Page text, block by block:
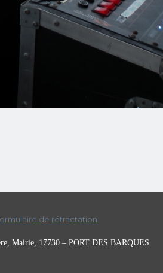
de rétractation
Mairie, 17730 – PORT DES BARQUES